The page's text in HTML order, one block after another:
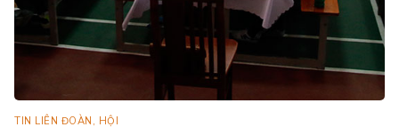
TIN LIÊN ĐOÀN, HỘI